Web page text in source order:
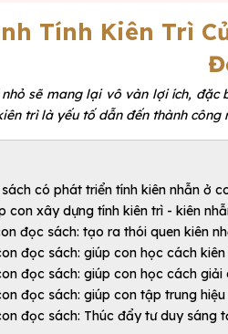
Tính Kiên Trì
sẽ mang lại vô vàn lợi ích,
trì là yếu tố dẫn đến thành công
có phát triển tính kiên nhẫn ở
con xây dựng tính kiên trì - kiên
đọc sách: tạo ra thói quen kiên
đọc sách: giúp con học cách
đọc sách: giúp con học cách giải
đọc sách: giúp con tập trung
đọc sách: Thúc đẩy tư duy sáng